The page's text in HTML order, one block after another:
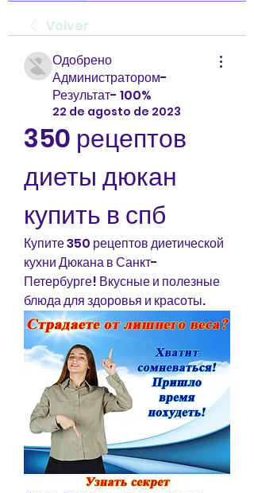
Volver
Одобрено
Администратором-
Результат- 100%
22 de agosto de 2023
350 рецептов
диеты дюкан
купить в спб
Купите 350 рецептов диетической
кухни Дюкана в Санкт-
Петербурге! Вкусные и полезные
блюда для здоровья и красоты.